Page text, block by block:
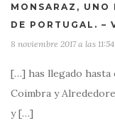
MONSARAZ, UNO
DE PORTUGAL. –
8 noviembre 2017 a las 11:54
[…] has llegado
Coimbra y
y […]